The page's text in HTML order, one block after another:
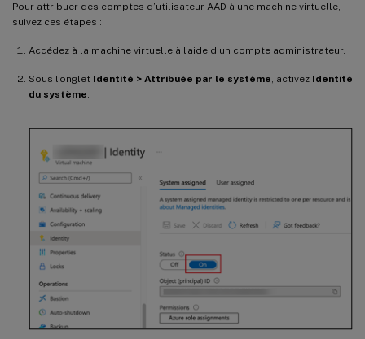
Pour attribuer des comptes d’utilisateur AAD à une machine virtuelle,
suivez ces étapes :
Accédez à la machine virtuelle à l’aide d’un compte administrateur.
Sous l’onglet Identité > Attribuée par le système, activez Identité
du système.